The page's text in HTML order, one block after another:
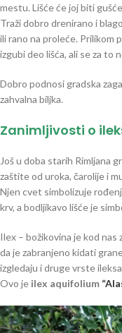
mestu. Lišće će joj biti
Traži dobro drenirano i
ili rano na proleće. Prilikom
izgubi deo lišća, ali se za to
Dobro podnosi gradska
zahvalna biljka.
Zanimljivosti o
Još u doba starih Rimljana
zaštite od uroka, čarolije i
Njen cvet simbolizuje
krv, a bodljikavo lišće je
Ilex – božikovina je kod
da je zabranjeno kidati
izgledaju i druge vrste
Ovo je ilex aquifolium